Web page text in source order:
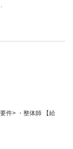
件> ・整体師 【給